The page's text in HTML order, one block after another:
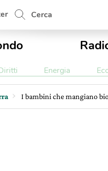
Cerca
Energia
I bambini che mangiano